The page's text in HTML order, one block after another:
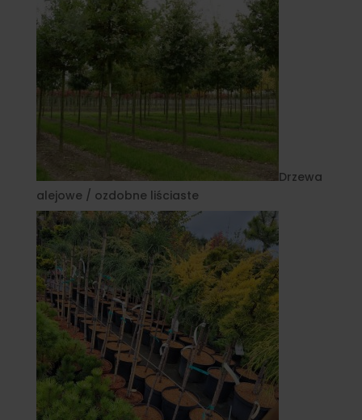
Drzewa
alejowe / ozdobne liściaste